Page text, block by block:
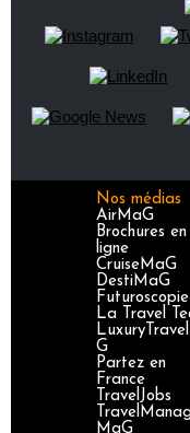
Nos médias
AirMaG
Brochures en
ligne
CruiseMaG
DestiMaG
Futuroscopie
La Travel
G
Partez en
France
TravelJobs
MaG